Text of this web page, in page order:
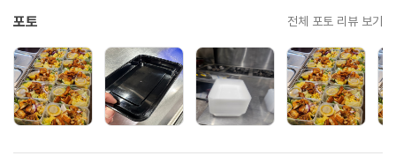
포토 전체 포토 리뷰 보기